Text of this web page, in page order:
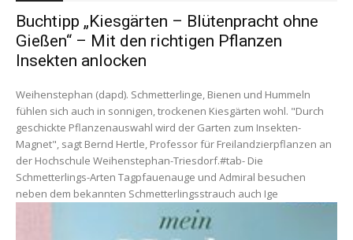
Buchtipp „Kiesgärten – Blütenpracht ohne
Gießen“ – Mit den richtigen Pflanzen
Insekten anlocken
Weihenstephan (dapd). Schmetterlinge, Bienen und Hummeln
fühlen sich auch in sonnigen, trockenen Kiesgärten wohl. "Durch
geschickte Pflanzenauswahl wird der Garten zum Insekten-
Magnet", sagt Bernd Hertle, Professor für Freilandzierpflanzen an
der Hochschule Weihenstephan-Triesdorf.#tab- Die
Schmetterlings-Arten Tagpfauenauge und Admiral besuchen
neben dem bekannten Schmetterlingsstrauch auch Ige